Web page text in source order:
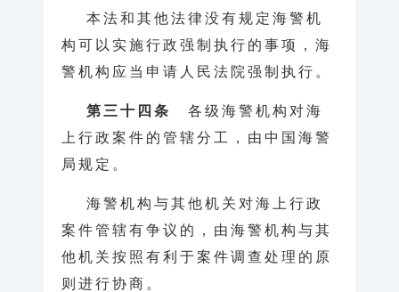
本法和其他法律没有规定海警机
构可以实施行政强制执行的事项，海
警机构应当申请人民法院强制执行。
第三十四条
各级海警机构对海
上行政案件的管辖分工，由中国海警
局规定。
海警机构与其他机关对海上行政
案件管辖有争议的，由海警机构与其
他机关按照有利于案件调查处理的原
则进行协商。